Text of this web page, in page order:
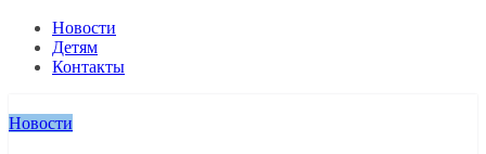
Новости
Детям
Контакты
Новости